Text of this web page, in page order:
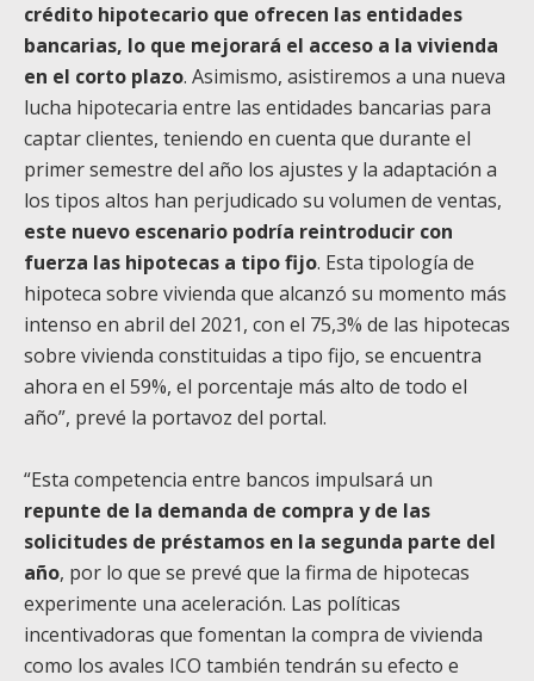
crédito hipotecario que ofrecen las entidades
bancarias, lo que mejorará el acceso a la vivienda
en el corto plazo. Asimismo, asistiremos a una nueva
lucha hipotecaria entre las entidades bancarias para
captar clientes, teniendo en cuenta que durante el
primer semestre del año los ajustes y la adaptación a
los tipos altos han perjudicado su volumen de ventas,
este nuevo escenario podría reintroducir con
fuerza las hipotecas a tipo fijo. Esta tipología de
hipoteca sobre vivienda que alcanzó su momento más
intenso en abril del 2021, con el 75,3% de las hipotecas
sobre vivienda constituidas a tipo fijo, se encuentra
ahora en el 59%, el porcentaje más alto de todo el
año”, prevé la portavoz del portal.
“Esta competencia entre bancos impulsará un
repunte de la demanda de compra y de las
solicitudes de préstamos en la segunda parte del
año, por lo que se prevé que la firma de hipotecas
experimente una aceleración. Las políticas
incentivadoras que fomentan la compra de vivienda
como los avales ICO también tendrán su efecto e